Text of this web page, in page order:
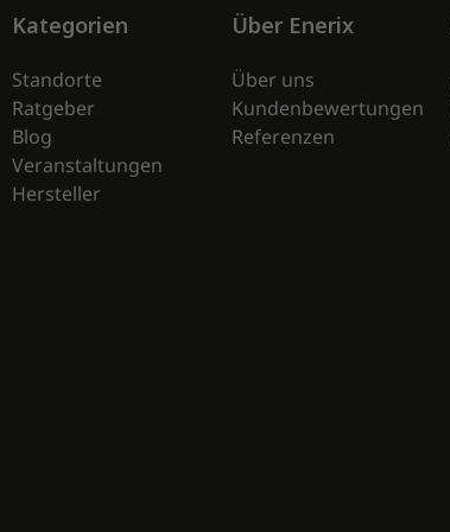
Kategorien
Standorte
Ratgeber
Blog
Veranstaltungen
Hersteller
Über Enerix
Über uns
Kundenbewertungen
Referenzen